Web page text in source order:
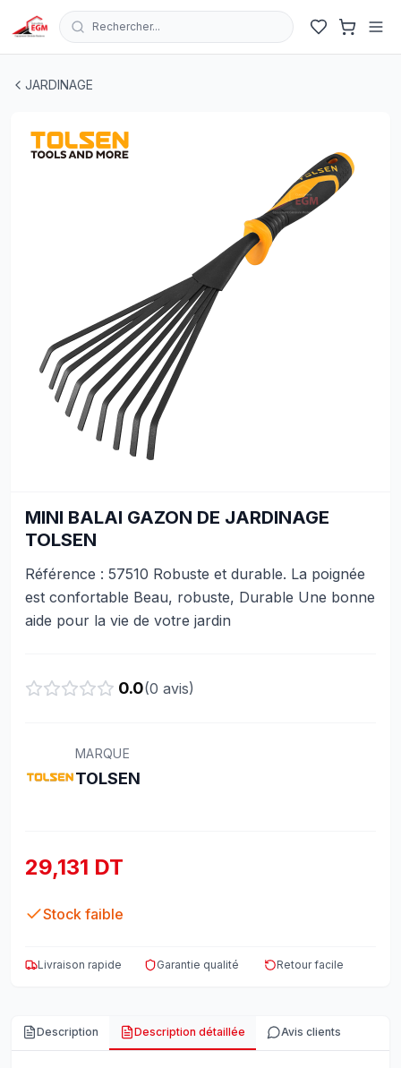
Rechercher...
JARDINAGE
MINI BALAI GAZON DE JARDINAGE
TOLSEN
Référence : 57510 Robuste et durable. La poignée
est confortable Beau, robuste, Durable Une bonne
aide pour la vie de votre jardin
0.0(0 avis)
MARQUE
TOLSEN
29,131 DT
Stock faible
Livraison rapide Garantie qualité Retour facile
Description Description détaillée Avis clients